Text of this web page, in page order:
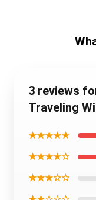
3 reviews
Traveling
★★★★★
★★★★☆
★★★☆☆